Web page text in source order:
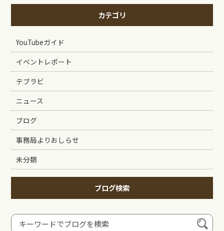
カテゴリ
YouTubeガイド
イベントレポート
テブラビ
ニュース
ブログ
事務局よりおしらせ
未分類
ブログ検索